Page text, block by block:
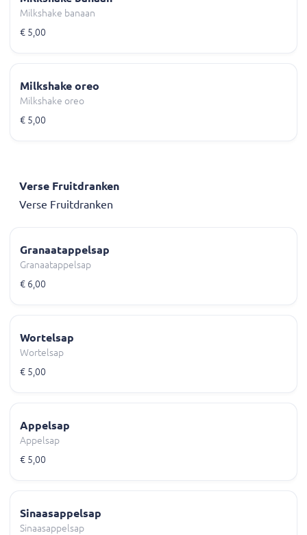
Milkshake banaan
€ 5,00
Milkshake oreo
Milkshake oreo
€ 5,00
Verse Fruitdranken
Verse Fruitdranken
Granaatappelsap
Granaatappelsap
€ 6,00
Wortelsap
Wortelsap
€ 5,00
Appelsap
Appelsap
€ 5,00
Sinaasappelsap
Sinaasappelsap